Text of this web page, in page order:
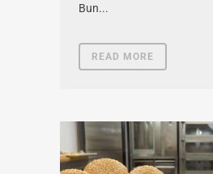
Bun...
READ MORE